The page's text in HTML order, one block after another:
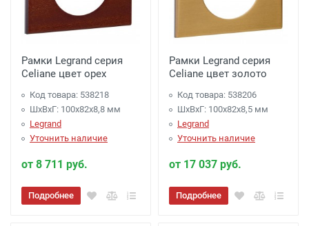
Рамки Legrand серия
Celiane цвет орех
Код товара: 538218
ШхВхГ: 100x82x8,8 мм
Legrand
Уточнить наличие
от 8 711 руб.
Подробнее
Рамки Legrand серия
Celiane цвет золото
Код товара: 538206
ШхВхГ: 100x82x8,5 мм
Legrand
Уточнить наличие
от 17 037 руб.
Подробнее